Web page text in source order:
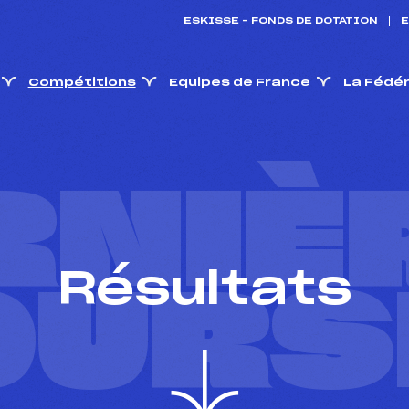
ESKISSE – FONDS DE DOTATION
Compétitions Equipes de France La
Résultats